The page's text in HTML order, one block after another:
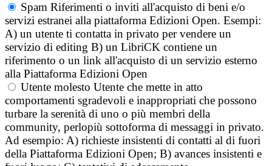
Spam Riferimenti o inviti all'acquisto di beni e/o
servizi estranei alla piattaforma Edizioni Open. Esempi:
A) un utente ti contatta in privato per vendere un
servizio di editing B) un LibriCK contiene un
riferimento o un link all'acquisto di un servizio esterno
alla Piattaforma Edizioni Open
Utente molesto Utente che mette in atto
comportamenti sgradevoli e inappropriati che possono
turbare la serenità di uno o più membri della
community, perlopiù sottoforma di messaggi in privato.
Ad esempio: A) richieste insistenti di contatti al di fuori
della Piattaforma Edizioni Open; B) avances insistenti e